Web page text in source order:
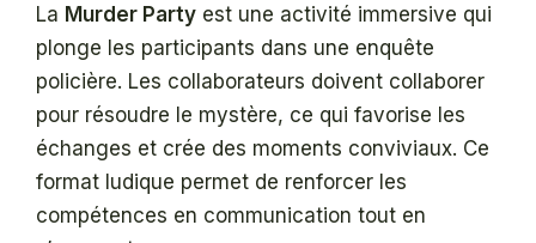
La Murder Party est une activité immersive qui
plonge les participants dans une enquête
policière. Les collaborateurs doivent collaborer
pour résoudre le mystère, ce qui favorise les
échanges et crée des moments conviviaux. Ce
format ludique permet de renforcer les
compétences en communication tout en